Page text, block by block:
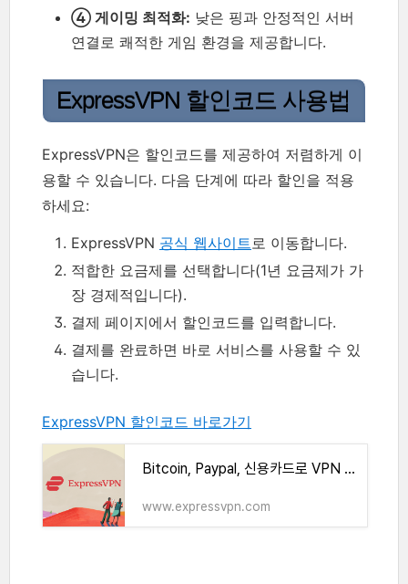
④ 게이밍 최적화: 낮은 핑과 안정적인 서버
연결로 쾌적한 게임 환경을 제공합니다.
ExpressVPN 할인코드 사용법
ExpressVPN은 할인코드를 제공하여 저렴하게 이
용할 수 있습니다. 다음 단계에 따라 할인을 적용
하세요:
ExpressVPN 공식 웹사이트 로 이동합니다.
적합한 요금제를 선택합니다(1년 요금제가 가
장 경제적입니다).
결제 페이지에서 할인코드를 입력합니다.
결제를 완료하면 바로 서비스를 사용할 수 있
습니다.
ExpressVPN 할인코드 바로가기
Bitcoin, Paypal, 신용카드로 VPN 구매 | ExpressVPN (익스프레스VPN)
www.expressvpn.com